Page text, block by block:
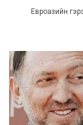
Евроазийн